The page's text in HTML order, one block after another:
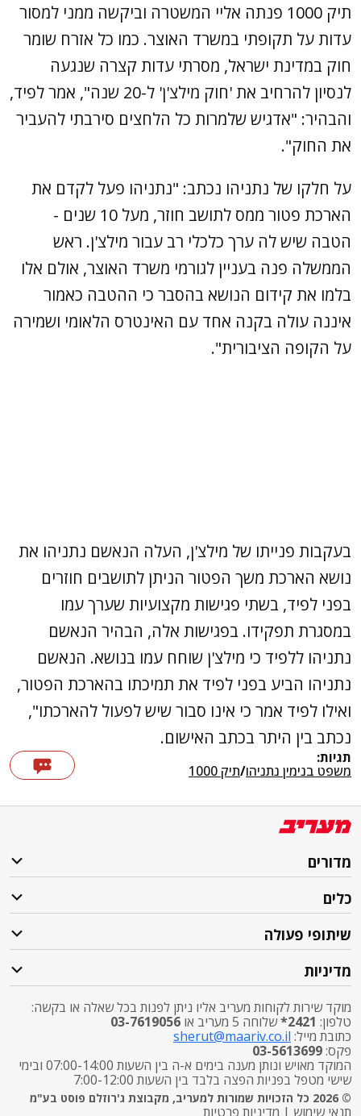
תיק 1000 פנתה אליי המשטרה וביקשה ממני למסור
עדות על תקופתי במשרד האוצר. כמו כל אזרח שומר
חוק במדינת ישראל, מסרתי עדות קצרה שנגעה
לנסיון להרחיב את 'חוק מילצ'ן' ל-20 שנה", אמר לפיד,
והבהיר: "אדגיש שלמרות כל הלחצים סירבתי להעביר
את החוק".
על חלקו של נתניהו נכתב: "נתניהו פעל לקדם את
הארכת פטור ממס לתושב חוזר, מעל 10 שנים -
הטבה שיש לה ערך כלכלי רב עבור מילצ'ן. ראש
הממשלה פנה בעניין לגורמי משרד האוצר, אולם אלו
בלמו את קידום הנושא בהסבר כי ההטבה כאמור
איננה עולה בקנה אחד עם האינטרס הלאומי ושמירה
על הקופה הציבורית".
בעקבות פנייתו של מילצ'ן, העלה הנאשם נתניהו את
נושא הארכת משך הפטור הניתן לתושבים חוזרים
בפני לפיד, בשתי פגישות מקצועיות שערך עמו
במסגרת תפקידו. בפגישות אלה, הבהיר הנאשם
נתניהו ללפיד כי מילצ'ן שוחח עמו בנושא. הנאשם
נתניהו הביע בפני לפיד את תמיכתו בהארכת הפטור,
ואילו לפיד אמר כי אינו סבור שיש לפעול להארכתו",
נכתב בין היתר בכתב האישום.
תגיות:
משפט בנימין נתניהו/תיק 1000
מדורים
כלים
שיתופי פעולה
מדיניות
מוקד שירות לקוחות מעריב אליו ניתן לפנות בכל שאלה או בקשה:
טלפון: 2421* שלוחה 5 מעריב או
03-7619056
כתובת מייל: sherut@maariv.co.il
פקס:03-5613699
המוקד מאויש ונותן מענה בימים א-ה בין השעות 07:00-14:00 ובימי
שישי מטפל בפניות הפצה בלבד בין השעות 7:00-12:00
© 2026 כל הזכויות שמורות למעריב, מקבוצת ג'רוזלם פוסט בע"מ
תנאי שימוש | מדיניות פרטיות